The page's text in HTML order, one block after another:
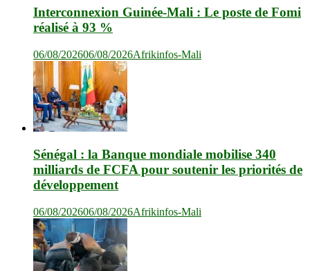
Interconnexion Guinée-Mali : Le poste de Fomi
réalisé à 93 %
06/08/202606/08/2026Afrikinfos-Mali
Sénégal : la Banque mondiale mobilise 340
milliards de FCFA pour soutenir les priorités de
développement
06/08/202606/08/2026Afrikinfos-Mali